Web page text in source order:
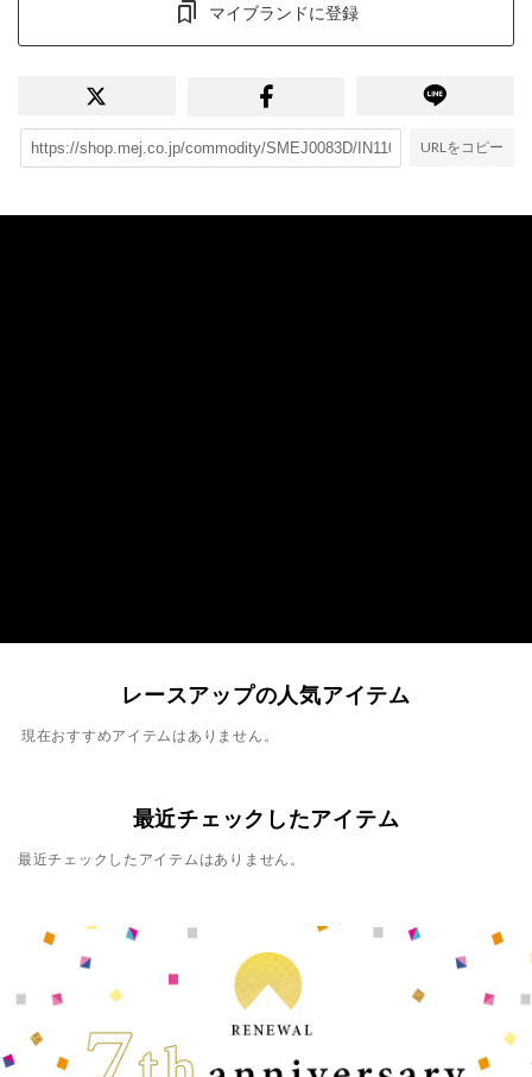
マイブランドに登録
URLをコピー
レースアップの人気アイテム
現在おすすめアイテムはありません。
最近チェックしたアイテム
最近チェックしたアイテムはありません。